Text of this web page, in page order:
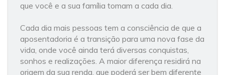
que você e a sua família tomam a cada dia.
Cada dia mais pessoas tem a consciência de que a
aposentadoria é a transição para uma nova fase da
vida, onde você ainda terá diversas conquistas,
sonhos e realizações. A maior diferença residirá na
origem da sua renda, que poderá ser bem diferente